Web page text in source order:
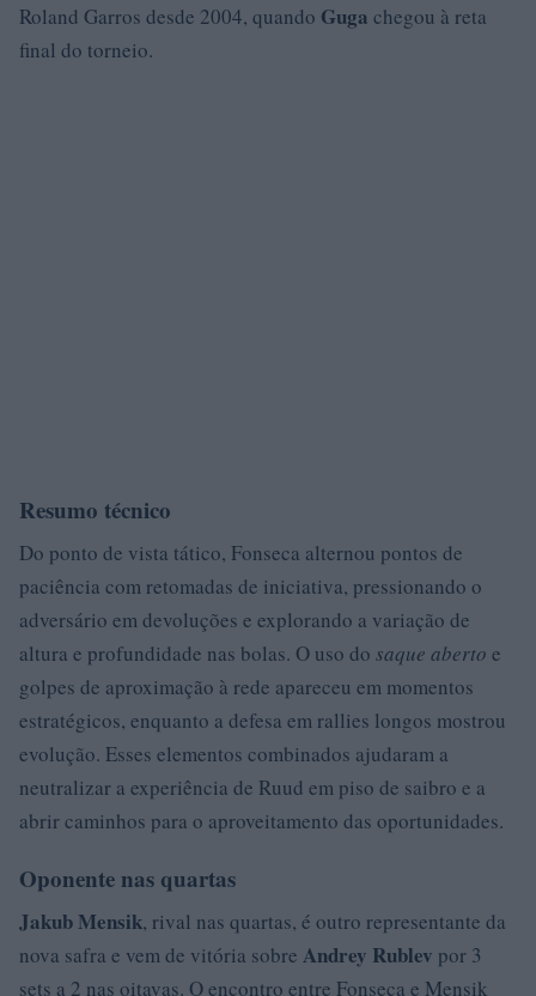
Roland Garros desde 2004, quando Guga chegou à reta
final do torneio.
Resumo técnico
Do ponto de vista tático, Fonseca alternou pontos de
paciência com retomadas de iniciativa, pressionando o
adversário em devoluções e explorando a variação de
altura e profundidade nas bolas. O uso do saque aberto e
golpes de aproximação à rede apareceu em momentos
estratégicos, enquanto a defesa em rallies longos mostrou
evolução. Esses elementos combinados ajudaram a
neutralizar a experiência de Ruud em piso de saibro e a
abrir caminhos para o aproveitamento das oportunidades.
Oponente nas quartas
Jakub Mensik, rival nas quartas, é outro representante da
nova safra e vem de vitória sobre Andrey Rublev por 3
sets a 2 nas oitavas. O encontro entre Fonseca e Mensik